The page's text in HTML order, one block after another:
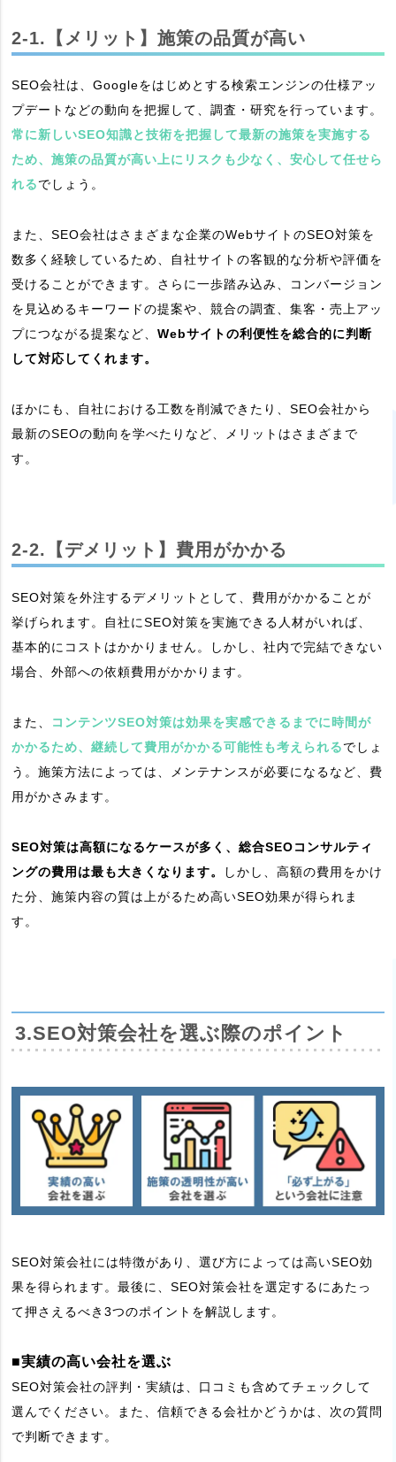
2-1.【メリット】施策の品質が高い
SEO会社は、Googleをはじめとする検索エンジンの仕様アッ
プデートなどの動向を把握して、調査・研究を行っています。
常に新しいSEO知識と技術を把握して最新の施策を実施する
ため、施策の品質が高い上にリスクも少なく、安心して任せら
れるでしょう。
また、SEO会社はさまざまな企業のWebサイトのSEO対策を
数多く経験しているため、自社サイトの客観的な分析や評価を
受けることができます。さらに一歩踏み込み、コンバージョン
を見込めるキーワードの提案や、競合の調査、集客・売上アッ
プにつながる提案など、Webサイトの利便性を総合的に判断
して対応してくれます。
ほかにも、自社における工数を削減できたり、SEO会社から
最新のSEOの動向を学べたりなど、メリットはさまざまで
す。
2-2.【デメリット】費用がかかる
SEO対策を外注するデメリットとして、費用がかかることが
挙げられます。自社にSEO対策を実施できる人材がいれば、
基本的にコストはかかりません。しかし、社内で完結できない
場合、外部への依頼費用がかかります。
また、
コンテンツSEO対策は効果を実感できるまでに時間が
かかるため、継続して費用がかかる可能性も考えられるでしょ
う。施策方法によっては、メンテナンスが必要になるなど、費
用がかさみます。
SEO対策は高額になるケースが多く、総合SEOコンサルティ
ングの費用は最も大きくなります。
しかし、高額の費用をかけ
た分、施策内容の質は上がるため高いSEO効果が得られま
す。
3.SEO対策会社を選ぶ際のポイント
SEO対策会社には特徴があり、選び方によっては高いSEO効
果を得られます。最後に、SEO対策会社を選定するにあたっ
て押さえるべき3つのポイントを解説します。
■実績の高い会社を選ぶ
SEO対策会社の評判・実績は、口コミも含めてチェックして
選んでください。また、信頼できる会社かどうかは、次の質問
で判断できます。